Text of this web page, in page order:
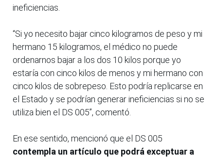
ineficiencias.
“Si yo necesito bajar cinco kilogramos de peso y mi
hermano 15 kilogramos, el médico no puede
ordenarnos bajar a los dos 10 kilos porque yo
estaría con cinco kilos de menos y mi hermano con
cinco kilos de sobrepeso. Esto podría replicarse en
el Estado y se podrían generar ineficiencias si no se
utiliza bien el DS 005”, comentó.
En ese sentido, mencionó que el DS 005
contempla un artículo que podrá exceptuar a